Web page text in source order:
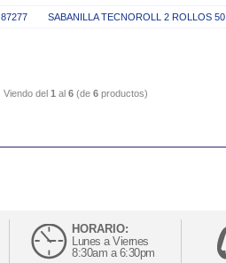
87277 SABANILLA TECNOROLL 2 ROLLOS
Viendo del 1 al 6 (de 6 productos)
HORARIO:
Lunes a Viernes
8:30am a 6:30pm